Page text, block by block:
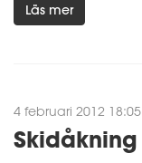
Läs mer
4 februari 2012 18:05
Skidåkning